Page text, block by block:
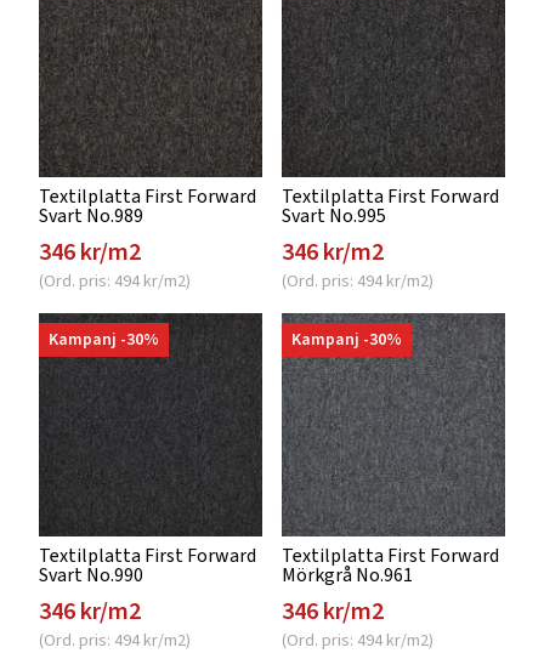
Textilplatta First Forward
Svart No.989
346 kr/m2
(Ord. pris: 494 kr/m2)
Textilplatta First Forward
Svart No.995
346 kr/m2
(Ord. pris: 494 kr/m2)
Kampanj -30%
Textilplatta First Forward
Svart No.990
346 kr/m2
(Ord. pris: 494 kr/m2)
Kampanj -30%
Textilplatta First Forward
Mörkgrå No.961
346 kr/m2
(Ord. pris: 494 kr/m2)